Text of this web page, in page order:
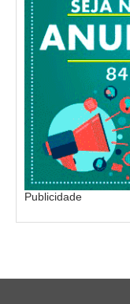
Publicidade